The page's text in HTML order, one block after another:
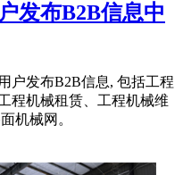
发布B2B信息中
户发布B2B信息, 包括工程
程机械租赁、工程机械维
机械网。